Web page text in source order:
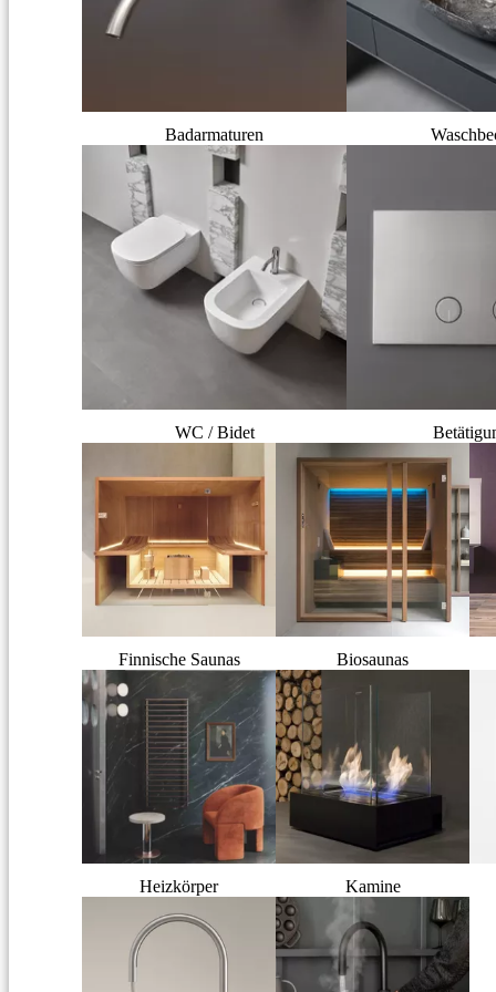
Badarmaturen
WC / Bidet
Finnische Saunas Biosaunas
Heizkörper Kamine